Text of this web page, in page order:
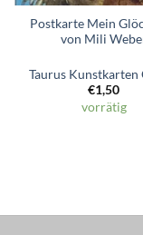
Postkarte Mein
von Mili
Taurus Kunstkarten
€1,50
vorrätig